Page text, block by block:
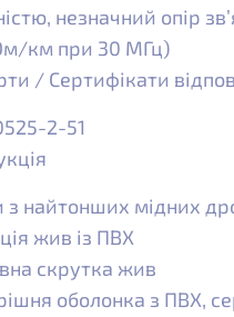
незначний опір
км при 30 МГц)
/ Сертифікати
2-51
найтонших мідних
жив із ПВХ
скрутка жив
оболонка з ПВХ,